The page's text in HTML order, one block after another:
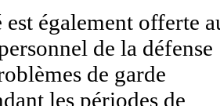
également offerte
de la défense
de garde
les périodes de